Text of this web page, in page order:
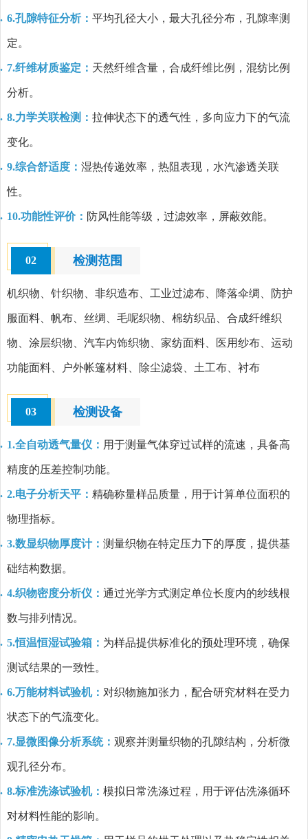
6.孔隙特征分析： 平均孔径大小，最大孔径分布，孔隙率测
定。
7.纤维材质鉴定： 天然纤维含量，合成纤维比例，混纺比例
分析。
8.力学关联检测： 拉伸状态下的透气性，多向应力下的气流
变化。
9.综合舒适度： 湿热传递效率，热阻表现，水汽渗透关联
性。
10.功能性评价： 防风性能等级，过滤效率，屏蔽效能。
02 检测范围
机织物、针织物、非织造布、工业过滤布、降落伞绸、防护
服面料、帆布、丝绸、毛呢织物、棉纺织品、合成纤维织
物、涂层织物、汽车内饰织物、家纺面料、医用纱布、运动
功能面料、户外帐篷材料、除尘滤袋、土工布、衬布
03 检测设备
1.全自动透气量仪： 用于测量气体穿过试样的流速，具备高
精度的压差控制功能。
2.电子分析天平： 精确称量样品质量，用于计算单位面积的
物理指标。
3.数显织物厚度计： 测量织物在特定压力下的厚度，提供基
础结构数据。
4.织物密度分析仪： 通过光学方式测定单位长度内的纱线根
数与排列情况。
5.恒温恒湿试验箱： 为样品提供标准化的预处理环境，确保
测试结果的一致性。
6.万能材料试验机： 对织物施加张力，配合研究材料在受力
状态下的气流变化。
7.显微图像分析系统： 观察并测量织物的孔隙结构，分析微
观孔径分布。
8.标准洗涤试验机： 模拟日常洗涤过程，用于评估洗涤循环
对材料性能的影响。